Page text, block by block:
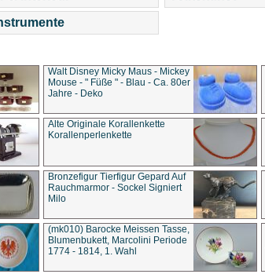
Walt Disney Micky Maus - Mickey
Mouse - " Füße " - Blau - Ca. 80er
Jahre - Deko
Alte Originale Korallenkette
Korallenperlenkette
Bronzefigur Tierfigur Gepard Auf
Rauchmarmor - Sockel Signiert
Milo
(mk010) Barocke Meissen Tasse,
Blumenbukett, Marcolini Periode
1774 - 1814, 1. Wahl